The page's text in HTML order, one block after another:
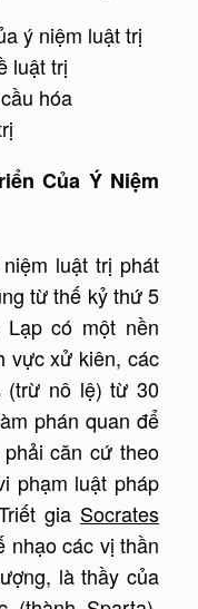
ý niệm luật trị
luật trị
hóa
Của Ý Niệm
luật trị phát
từ thế kỷ thứ 5
có một nền
vực xử kiên, các
(trừ nô lệ) từ 30
phán quan để
căn cứ theo
phạm luật pháp
gia Socrates
nhạo các vị thần
là thầy của